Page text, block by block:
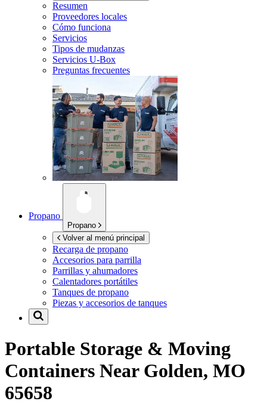
Resumen
Proveedores locales
Cómo funciona
Servicios
Tipos de mudanzas
Servicios U-Box
Preguntas frecuentes
Propano
Propano
Volver al menú principal
Recarga de propano
Accesorios para parrilla
Parrillas y ahumadores
Calentadores portátiles
Tanques de propano
Piezas y accesorios de tanques
Portable Storage & Moving
Containers Near Golden, MO
65658